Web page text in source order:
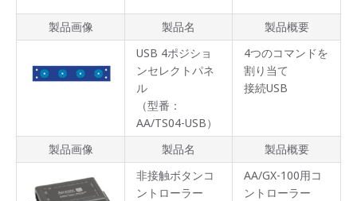
製品画像 製品名
製品概要
USB 4ポジショ
ンセレクトパネ
ル
（型番：
AA/TS04-USB）
4つのコマンドを
割り当て
接続USB
製品画像 製品名
製品概要
非接触ボタンコ
ントローラー
AA/GX-100用コ
ントローラー